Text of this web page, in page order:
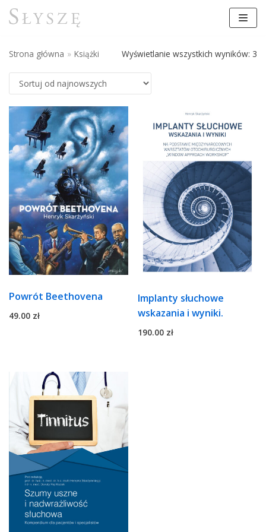
Przejdź
Strona główna » Książki Wyświetlanie wszystkich wyników: 3
Powrót Beethovena
49.00 zł
Implanty słuchowe
wskazania i wyniki.
190.00 zł